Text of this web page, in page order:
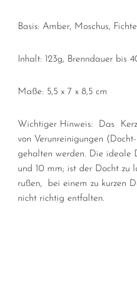
Basis: Amber, Moschus,
Inhalt: 123g, Brenndauer bis
Maße: 5,5 x 7 x 8,5 cm
Wichtiger Hinweis: Das
von Verunreinigungen (Docht-
gehalten werden. Die ideale
und 10 mm; ist der Docht zu
rußen, bei einem zu kurzen
nicht richtig entfalten.